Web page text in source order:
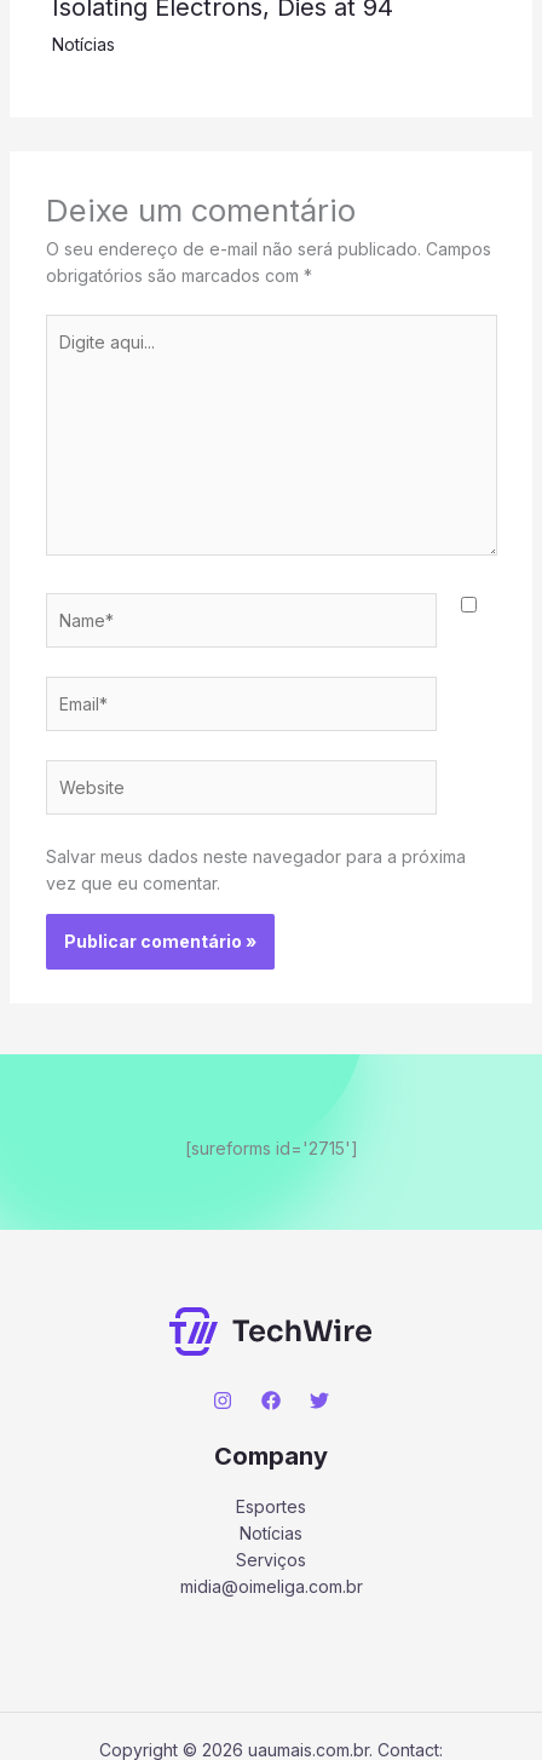
Isolating Electrons, Dies at 94
Notícias
Deixe um comentário
O seu endereço de e-mail não será publicado. Campos
obrigatórios são marcados com *
aqui...
Salvar meus dados neste navegador para a próxima
vez que eu comentar.
[sureforms id='2715']
Company
Esportes
Notícias
Serviços
midia@oimeliga.com.br
Copyright © 2026 uaumais.com.br. Contact: